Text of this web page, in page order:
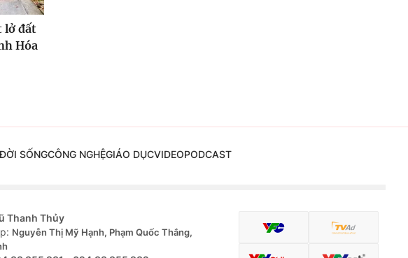
lở đất
Hóa
SỐNGCÔNG NGHỆGIÁO DỤCVIDEOPODCAST
Thanh Thủy
Nguyễn Thị Mỹ Hạnh, Phạm Quốc Thắng,